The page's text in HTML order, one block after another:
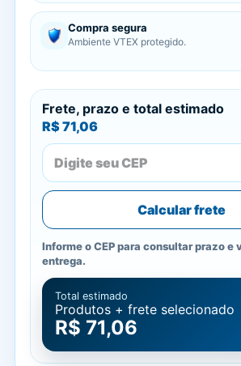
Compra segura
Ambiente VTEX protegido.
Frete, prazo e total estimado
R$ 71,06
Calcular frete
Informe o CEP para consultar prazo e
entrega.
Total estimado
Produtos + frete selecionado
R$ 71,06